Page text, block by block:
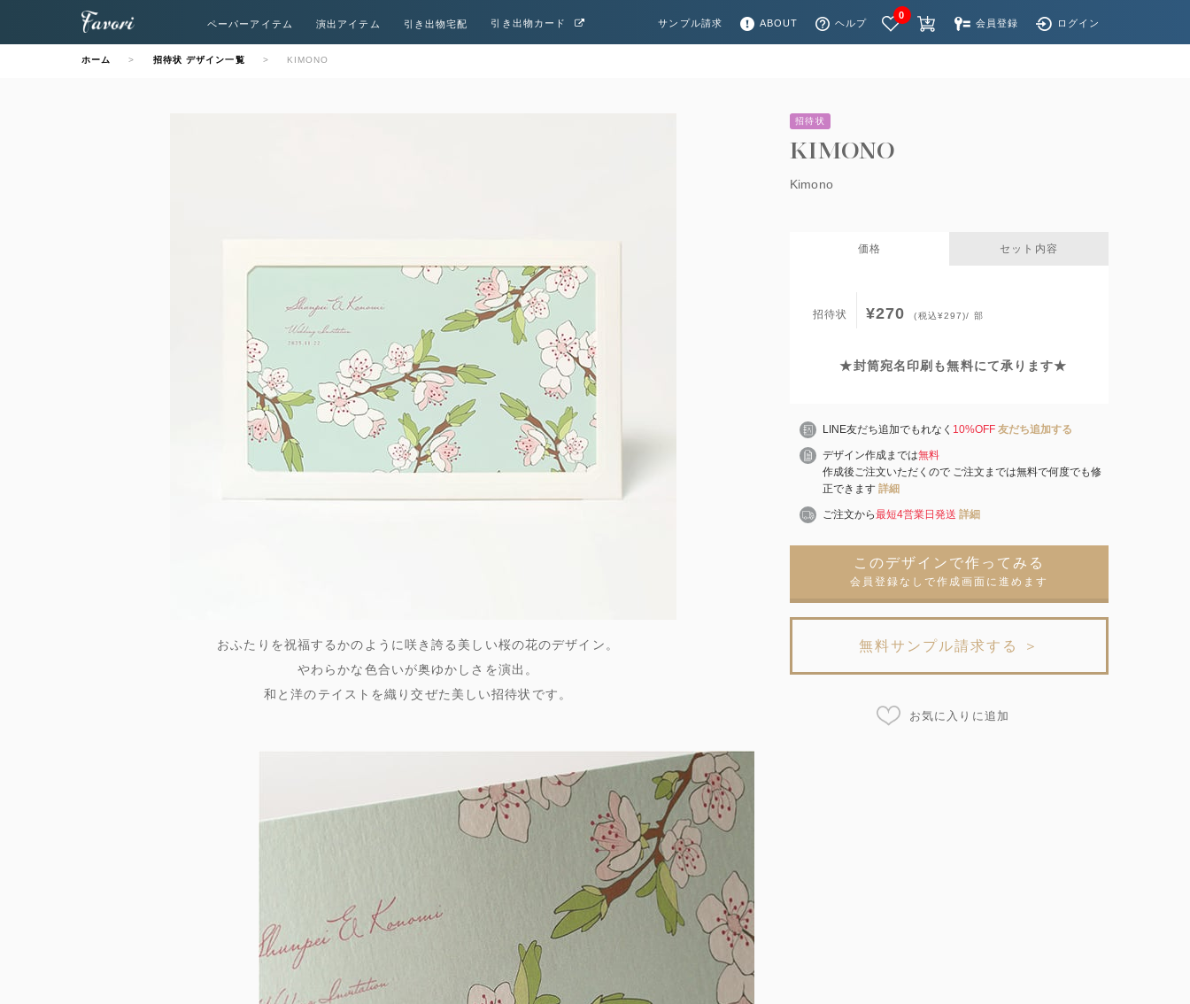
ペーパーアイテム 演出アイテム 引き出物宅配 引き出物カード サンプル請求 ABOUT ヘルプ
0
会員登録 ログイン
ホーム 招待状 デザイン一覧 KIMONO
おふたりを祝福するかのように咲き誇る美しい桜の花のデザイン。
やわらかな色合いが奥ゆかしさを演出。
和と洋のテイストを織り交ぜた美しい招待状です。
招待状
KIMONO
Kimono
価格 セット内容
招待状 ¥270 (税込¥297)/ 部
★封筒宛名印刷も無料にて承ります★
LINE友だち追加でもれなく 10%OFF 友だち追加する
デザイン作成までは無料
作成後ご注文いただくので ご注文までは無料で何度でも修
正できます 詳細
ご注文から最短4営業日発送 詳細
このデザインで作ってみる
会員登録なしで作成画面に進めます
無料サンプル請求する ＞
お気に入りに追加